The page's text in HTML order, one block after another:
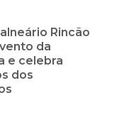
Rincão
da
e celebra
dos